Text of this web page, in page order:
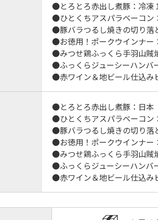
●とろとろ赤出し煮豚：冷凍
●ひとくちアスパラベーコン
●豚バラつるし焼きの切り落
●お徳用！ポークウインナー
●みつせ鶏ふっくら手羽山賊
●ふっくらジューシーハンバ
●赤ワイン＆地ビール仕込み
●とろとろ赤出し煮豚：日本
●ひとくちアスパラベーコン
●豚バラつるし焼きの切り落
●お徳用！ポークウインナー
●みつせ鶏ふっくら手羽山賊
●ふっくらジューシーハンバ
●赤ワイン＆地ビール仕込み